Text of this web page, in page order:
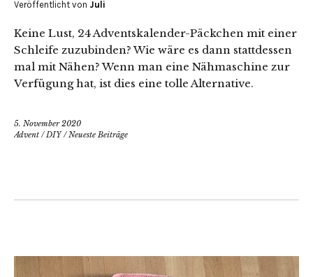
Veröffentlicht von Juli
Keine Lust, 24 Adventskalender-Päckchen mit einer
Schleife zuzubinden? Wie wäre es dann stattdessen
mal mit Nähen? Wenn man eine Nähmaschine zur
Verfügung hat, ist dies eine tolle Alternative.
5. November 2020
Advent /DIY/Neueste Beiträge